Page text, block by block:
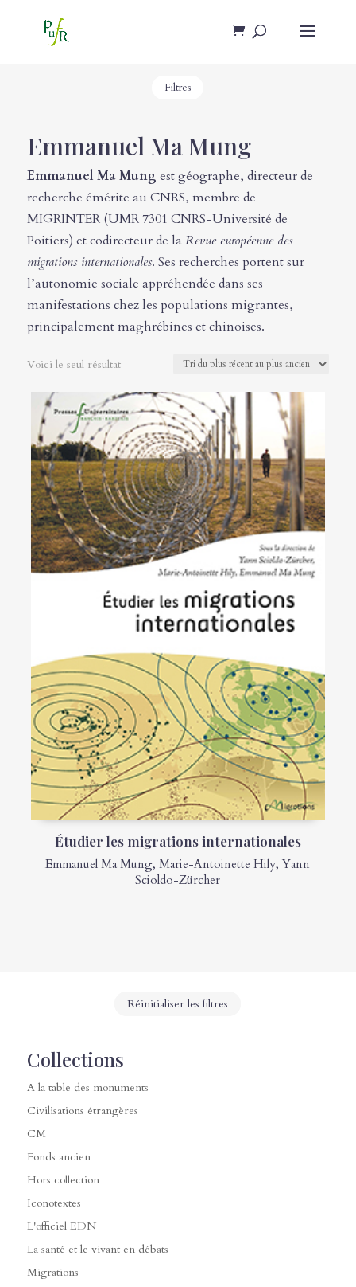
Filtres
Emmanuel Ma Mung
Emmanuel Ma Mung est géographe, directeur de
recherche émérite au CNRS, membre de
MIGRINTER (UMR 7301 CNRS-Université de
Poitiers) et codirecteur de la Revue européenne des
migrations internationales. Ses recherches portent sur
l’autonomie sociale appréhendée dans ses
manifestations chez les populations migrantes,
principalement maghrébines et chinoises.
Voici le seul résultat
Étudier les migrations internationales
Emmanuel Ma Mung,Marie-Antoinette Hily,Yann
Scioldo-Zürcher
Réinitialiser les filtres
Collections
A la table des monuments
Civilisations étrangères
CM
Fonds ancien
Hors collection
Iconotextes
L'officiel EDN
La santé et le vivant en débats
Migrations